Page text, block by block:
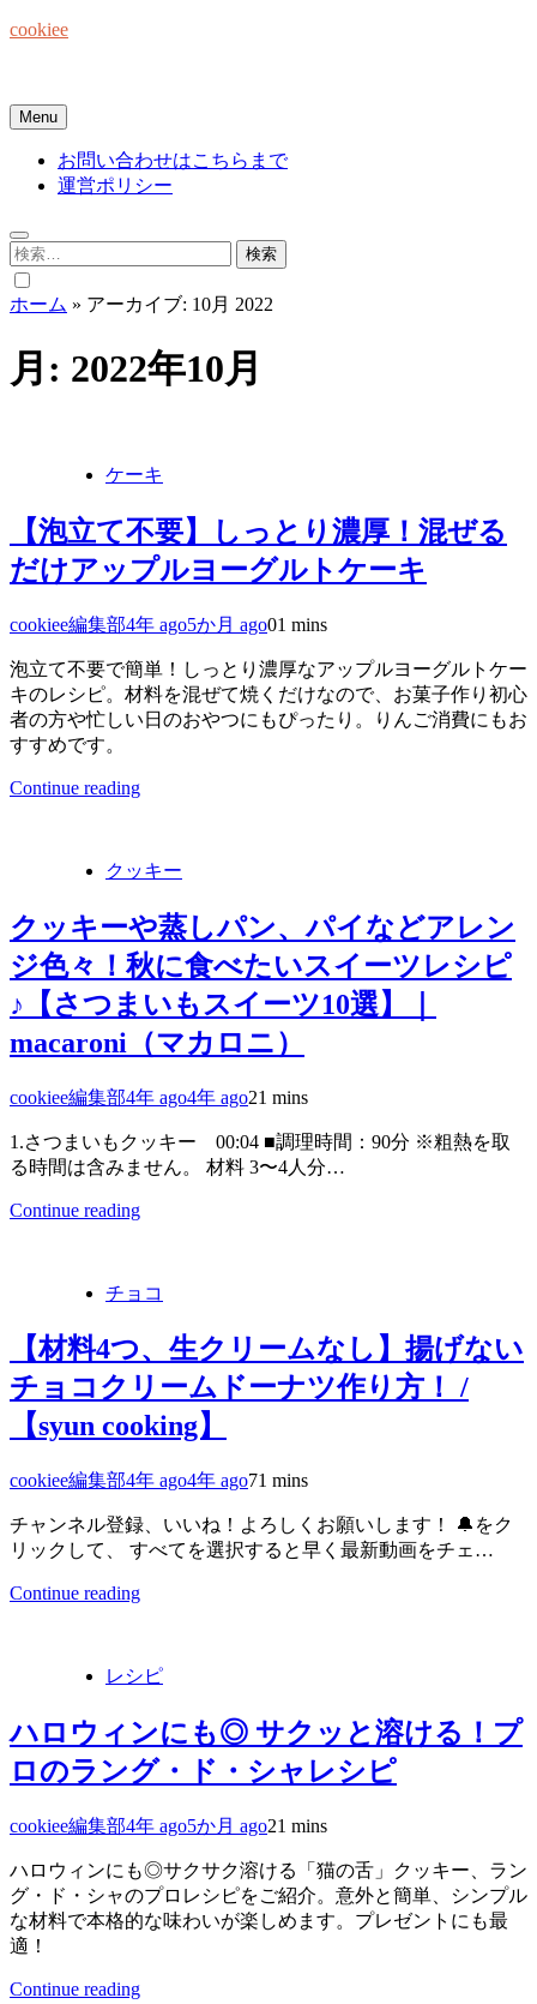
Skip
cookiee
Menu
お問い合わせはこちらまで
運営ポリシー
検
索:
ホーム » アーカイブ: 10月 2022
月: 2022年10月
ケーキ
【泡立て不要】しっとり濃厚！混ぜる
だけアップルヨーグルトケーキ
cookiee編集部4年 ago5か月 ago01 mins
泡立て不要で簡単！しっとり濃厚なアップルヨーグルトケー
キのレシピ。材料を混ぜて焼くだけなので、お菓子作り初心
者の方や忙しい日のおやつにもぴったり。りんご消費にもお
すすめです。
Continue reading
クッキー
クッキーや蒸しパン、パイなどアレン
ジ色々！秋に食べたいスイーツレシピ
♪【さつまいもスイーツ10選】｜
macaroni（マカロニ）
cookiee編集部4年 ago4年 ago21 mins
1.さつまいもクッキー 00:04 ■調理時間：90分 ※粗熱を取
る時間は含みません。 材料 3〜4人分…
Continue reading
チョコ
【材料4つ、生クリームなし】揚げない
チョコクリームドーナツ作り方！ /
【syun cooking】
cookiee編集部4年 ago4年 ago71 mins
チャンネル登録、いいね！よろしくお願いします！ 🔔をク
リックして、 すべてを選択すると早く最新動画をチェ…
Continue reading
レシピ
ハロウィンにも◎ サクッと溶ける！プ
ロのラング・ド・シャレシピ
cookiee編集部4年 ago5か月 ago21 mins
ハロウィンにも◎サクサク溶ける「猫の舌」クッキー、ラン
グ・ド・シャのプロレシピをご紹介。意外と簡単、シンプル
な材料で本格的な味わいが楽しめます。プレゼントにも最
適！
Continue reading